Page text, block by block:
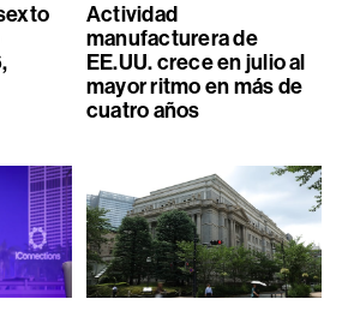
Actividad
manufacturera de
EE.UU. crece en julio al
mayor ritmo en más de
cuatro años